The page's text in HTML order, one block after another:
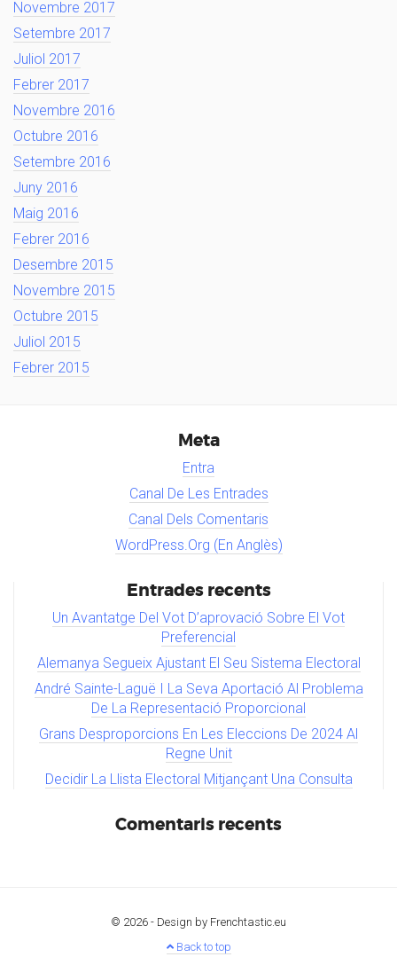
Novembre 2017
Setembre 2017
Juliol 2017
Febrer 2017
Novembre 2016
Octubre 2016
Setembre 2016
Juny 2016
Maig 2016
Febrer 2016
Desembre 2015
Novembre 2015
Octubre 2015
Juliol 2015
Febrer 2015
Meta
Entra
Canal De Les Entrades
Canal Dels Comentaris
WordPress.org (en Anglès)
Entrades recents
Un Avantatge Del Vot D’aprovació Sobre El Vot
Preferencial
Alemanya Segueix Ajustant El Seu Sistema Electoral
André Sainte-Laguë I La Seva Aportació Al Problema
De La Representació Proporcional
Grans Desproporcions En Les Eleccions De 2024 Al
Regne Unit
Decidir La Llista Electoral Mitjançant Una Consulta
Comentaris recents
© 2026 - Design by Frenchtastic.eu
Back to top